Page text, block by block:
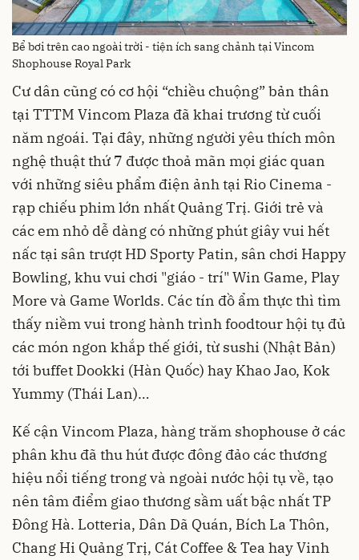
Bể bơi trên cao ngoài trời - tiện ích sang chảnh tại Vincom
Shophouse Royal Park
Cư dân cũng có cơ hội “chiều chuộng” bản thân
tại TTTM Vincom Plaza đã khai trương từ cuối
năm ngoái. Tại đây, những người yêu thích môn
nghệ thuật thứ 7 được thoả mãn mọi giác quan
với những siêu phẩm điện ảnh tại Rio Cinema -
rạp chiếu phim lớn nhất Quảng Trị. Giới trẻ và
các em nhỏ dễ dàng có những phút giây vui hết
nấc tại sân trượt HD Sporty Patin, sân chơi Happy
Bowling, khu vui chơi "giáo - trí" Win Game, Play
More và Game Worlds. Các tín đồ ẩm thực thì tìm
thấy niềm vui trong hành trình foodtour hội tụ đủ
các món ngon khắp thế giới, từ sushi (Nhật Bản)
tới buffet Dookki (Hàn Quốc) hay Khao Jao, Kok
Yummy (Thái Lan)…
Kế cận Vincom Plaza, hàng trăm shophouse ở các
phân khu đã thu hút được đông đảo các thương
hiệu nổi tiếng trong và ngoài nước hội tụ về, tạo
nên tâm điểm giao thương sầm uất bậc nhất TP
Đông Hà. Lotteria, Dân Dã Quán, Bích La Thôn,
Chang Hi Quảng Trị, Cát Coffee & Tea hay Vinh